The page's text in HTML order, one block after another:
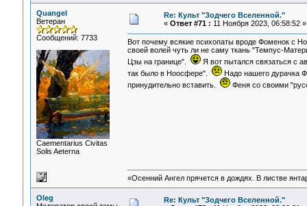
Quangel
Ветеран
Сообщений: 7733
Сaementarius Civitas
Solis Aeterna
Re: Культ "Зодчего Вселенной."
« Ответ #71 : 11 Ноября 2023, 06:58:52 »
Вот почему всякие психопаты вроде Фоменок с
своей волей чуть ли не саму ткань "Темпус-
Цзы на границе".
Я вот пытался связаться с
так было в Ноосфере".
Надо нашего дурачка
принудительно вставить.
Феня со своими
«Осенний Ангел прячется в дождях. В листве
Oleg
Re: Культ "Зодчего Вселенной."